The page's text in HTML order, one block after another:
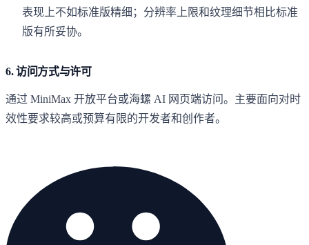
表现上不如标准版精细；分辨率上限和纹理细节相比标准
版有所妥协。
6. 访问方式与许可
通过 MiniMax 开放平台或海螺 AI 网页端访问。主要面向对时
效性要求较高或预算有限的开发者和创作者。